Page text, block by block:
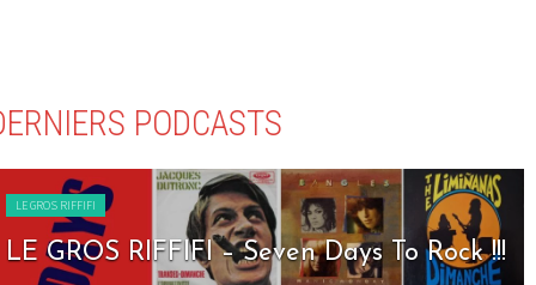
PODCASTS
LE GROS RIFFIFI
LE GROS RIFFIFI – Seven Days To Rock !!!